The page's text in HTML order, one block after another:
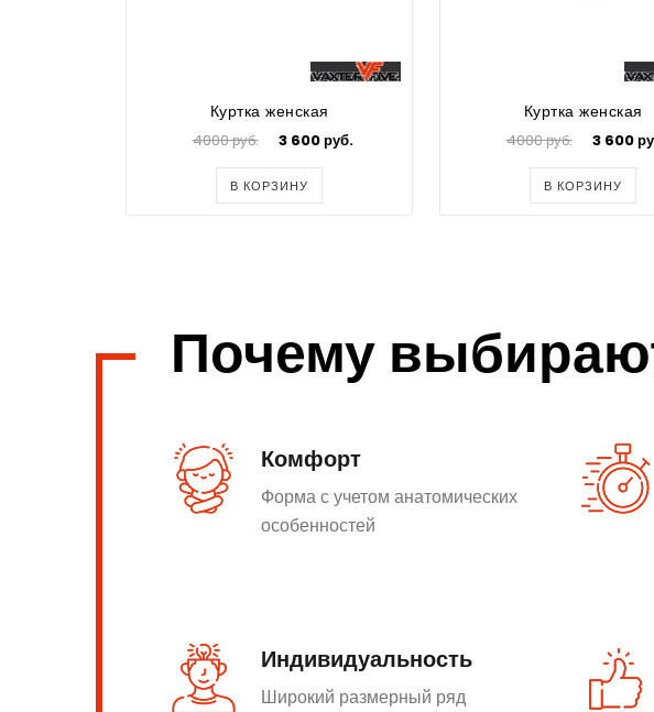
Куртка женская
4000 руб. 3 600 руб.
В КОРЗИНУ
Куртка женская
4000 руб. 3 600
В КОРЗИНУ
Почему
Комфорт
Форма с учетом анатомических
особенностей
Индивидуальность
Широкий размерный ряд